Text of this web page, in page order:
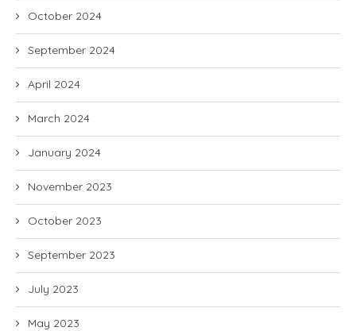
October 2024
September 2024
April 2024
March 2024
January 2024
November 2023
October 2023
September 2023
July 2023
May 2023